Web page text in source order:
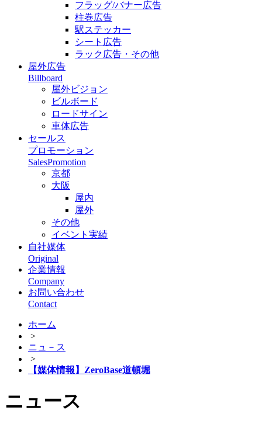
フラッグ/バナー広告
柱巻広告
駅ステッカー
シート広告
ラック広告・その他
屋外広告
Billboard
屋外ビジョン
ビルボード
ロードサイン
車体広告
セールス
プロモーション
SalesPromotion
京都
大阪
屋内
屋外
その他
イベント実績
自社媒体
Original
企業情報
Company
お問い合わせ
Contact
ホーム
>
ニュ－ス
>
【媒体情報】ZeroBase道頓堀
ニュース